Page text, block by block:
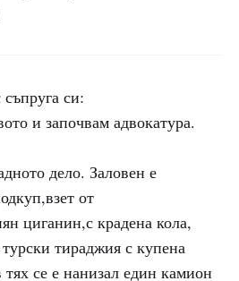
си:
и започвам адвокатура.
дело. Заловен е
от
циганин,с крадена кола,
тираджия с купена
се е нанизал един камион